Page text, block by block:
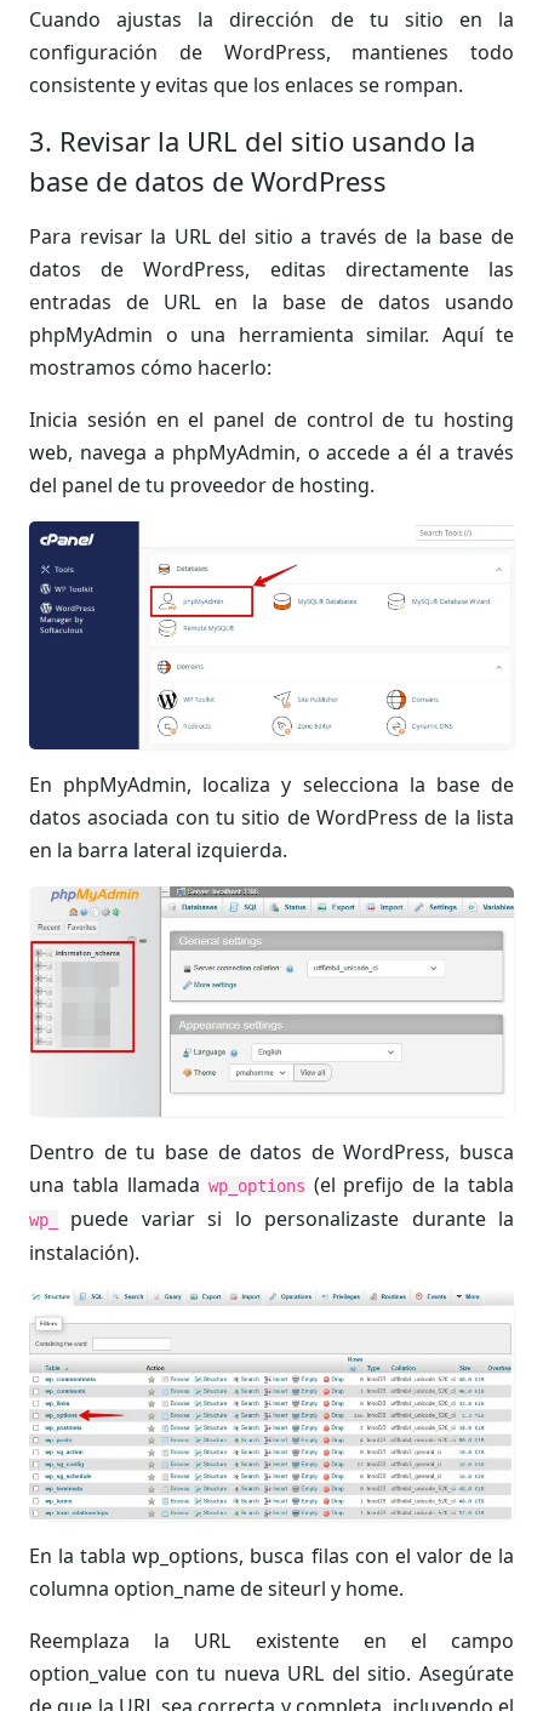
Cuando ajustas la dirección de tu sitio en la
configuración de WordPress, mantienes todo
consistente y evitas que los enlaces se rompan.
3. Revisar la URL del sitio usando la
base de datos de WordPress
Para revisar la URL del sitio a través de la base de
datos de WordPress, editas directamente las
entradas de URL en la base de datos usando
phpMyAdmin o una herramienta similar. Aquí te
mostramos cómo hacerlo:
Inicia sesión en el panel de control de tu hosting
web, navega a phpMyAdmin, o accede a él a través
del panel de tu proveedor de hosting.
En phpMyAdmin, localiza y selecciona la base de
datos asociada con tu sitio de WordPress de la lista
en la barra lateral izquierda.
Dentro de tu base de datos de WordPress, busca
una tabla llamada wp_options (el prefijo de la tabla
wp_
puede variar si lo personalizaste durante la
instalación).
En la tabla wp_options, busca filas con el valor de la
columna option_name de siteurl y home.
Reemplaza la URL existente en el campo
option_value con tu nueva URL del sitio. Asegúrate